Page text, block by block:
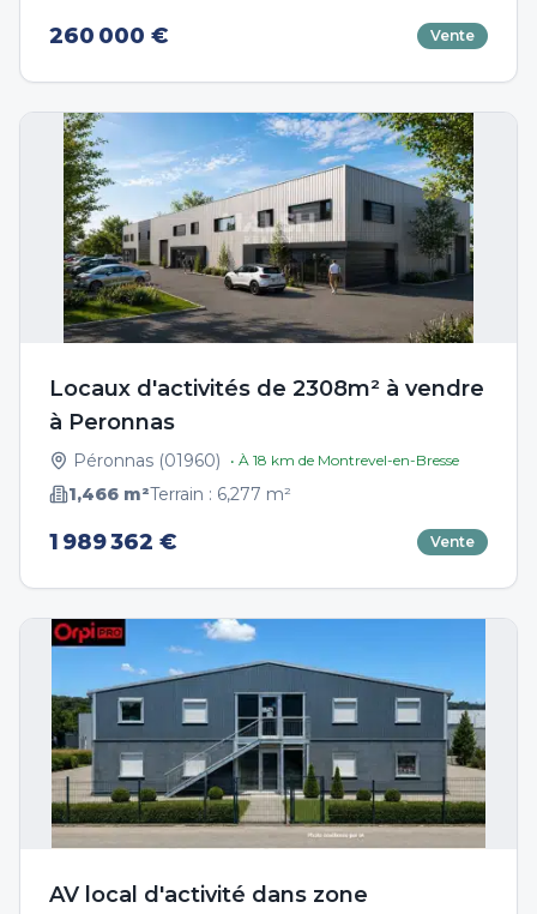
260 000 € Vente
Locaux d'activités de 2308m² à vendre
à Peronnas
Péronnas (01960) • À 18 km de Montrevel-en-Bresse
1,466 m²Terrain : 6,277 m²
1 989 362 € Vente
AV local d'activité dans zone